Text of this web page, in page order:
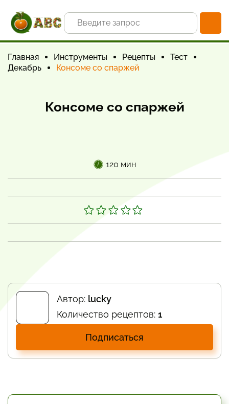
Главная Инструменты Рецепты
Тест
Декабрь
Консоме со спаржей
Консоме со спаржей
120 мин
Автор: lucky
Количество рецептов: 1
Подписаться